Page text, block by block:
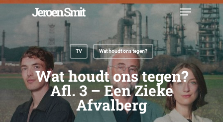
Skip
content
Jeroen Smit Menu
TV Wat houdt ons tegen?
Wat houdt ons tegen?
Afl. 3 – Een Zieke
Afvalberg
Close
Menu